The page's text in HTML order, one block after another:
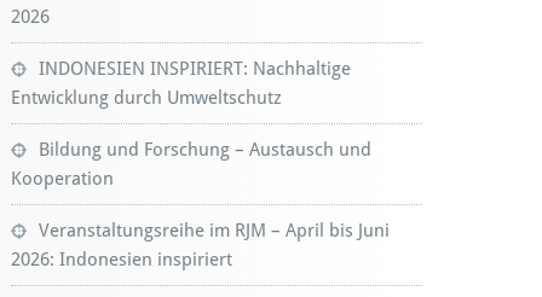
2026
INDONESIEN INSPIRIERT: Nachhaltige
Entwicklung durch Umweltschutz
Bildung und Forschung – Austausch und
Kooperation
Veranstaltungsreihe im RJM – April bis Juni
2026: Indonesien inspiriert